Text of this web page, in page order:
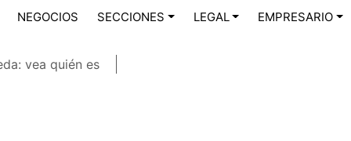
NEGOCIOS SECCIONES LEGAL EMPRESARIO
vea quién es